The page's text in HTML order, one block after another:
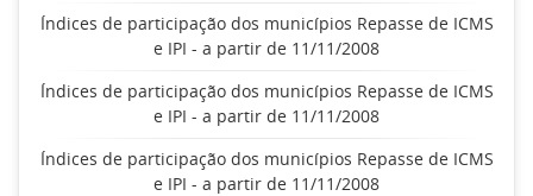
Índices de participação dos municípios Repasse de ICMS
e IPI - a partir de 11/11/2008
Índices de participação dos municípios Repasse de ICMS
e IPI - a partir de 11/11/2008
Índices de participação dos municípios Repasse de ICMS
e IPI - a partir de 11/11/2008